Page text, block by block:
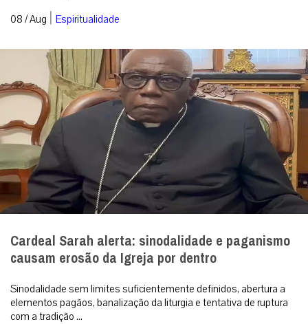
08 / Aug | Espiritualidade
Cardeal Sarah alerta: sinodalidade e paganismo
causam erosão da Igreja por dentro
Sinodalidade sem limites suficientemente definidos, abertura a
elementos pagãos, banalização da liturgia e tentativa de ruptura
com a tradição ...